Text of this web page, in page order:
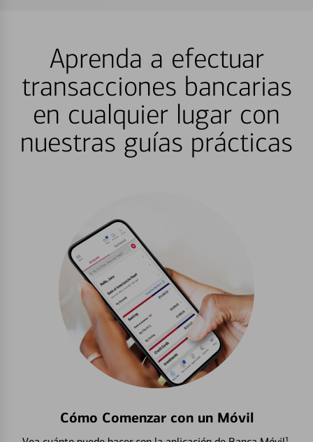
Aprenda a efectuar
transacciones bancarias
en cualquier lugar con
nuestras guías prácticas
Cómo Comenzar con un Móvil